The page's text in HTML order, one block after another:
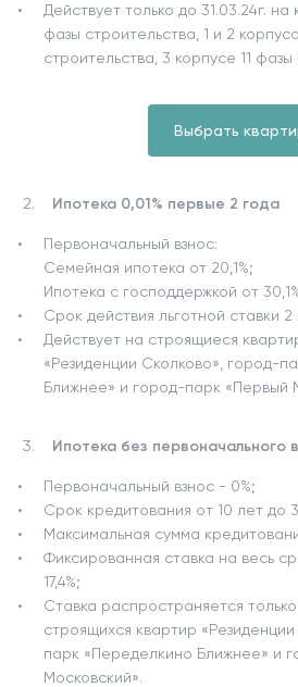
Действует только до 31.03.24г.
фазы строительства, 1 и 2
строительства, 3 корпусе 11 фазы
Выбрать
Ипотека 0,01% первые 2 года
Первоначальный взнос:
Семейная ипотека от 20,1%;
Ипотека с господдержкой от
Срок действия льготной ставки 2
Действует на строящиеся
«Резиденции Сколково», город-
Ближнее» и город-парк «Первый
Ипотека без первоначального
Первоначальный взнос - 0%;
Срок кредитования от 10 лет до
Максимальная сумма
Фиксированная ставка на весь
17,4%;
Ставка распространяется
строящихся квартир
парк «Переделкино Ближнее» и
Московский».